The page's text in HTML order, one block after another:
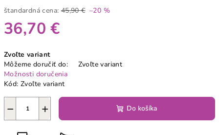
štandardná cena: 45,90 € –20 %
36,70 €
cena:
Zvoľte variant
Môžeme doručiť do:
Zvoľte variant
Možnosti doručenia
Kód: Zvoľte variant
+
− Do košíka